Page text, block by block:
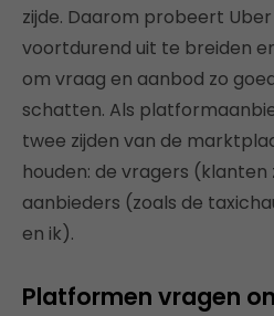
zijde. Daarom probeert
voortdurend uit te breiden
om vraag en aanbod zo
schatten. Als
twee zijden van de
houden: de vragers (klanten
aanbieders (zoals de
en ik).
Platformen vragen